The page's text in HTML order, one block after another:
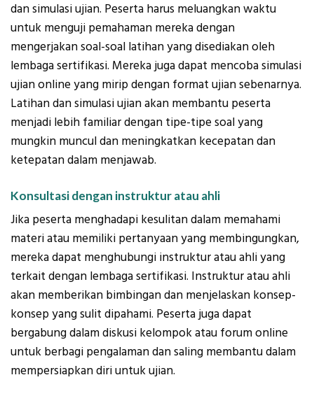
dan simulasi ujian. Peserta harus meluangkan waktu
untuk menguji pemahaman mereka dengan
mengerjakan soal-soal latihan yang disediakan oleh
lembaga sertifikasi. Mereka juga dapat mencoba simulasi
ujian online yang mirip dengan format ujian sebenarnya.
Latihan dan simulasi ujian akan membantu peserta
menjadi lebih familiar dengan tipe-tipe soal yang
mungkin muncul dan meningkatkan kecepatan dan
ketepatan dalam menjawab.
Konsultasi dengan instruktur atau ahli
Jika peserta menghadapi kesulitan dalam memahami
materi atau memiliki pertanyaan yang membingungkan,
mereka dapat menghubungi instruktur atau ahli yang
terkait dengan lembaga sertifikasi. Instruktur atau ahli
akan memberikan bimbingan dan menjelaskan konsep-
konsep yang sulit dipahami. Peserta juga dapat
bergabung dalam diskusi kelompok atau forum online
untuk berbagi pengalaman dan saling membantu dalam
mempersiapkan diri untuk ujian.